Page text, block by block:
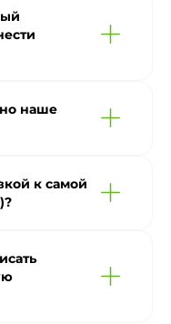
наше
к самой